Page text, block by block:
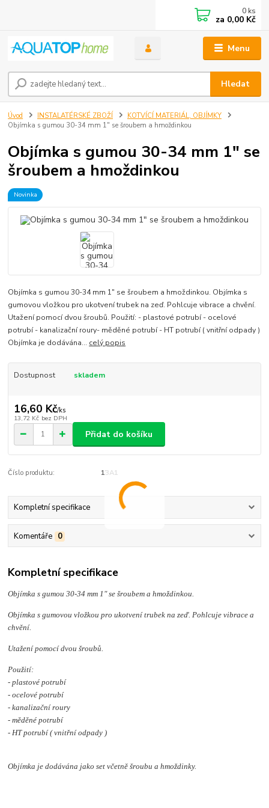
Menu
Hledat
0 ks
za 0,00 Kč
Úvod INSTALATÉRSKÉ ZBOŽÍ
KOTVÍCÍ MATERIÁL, OBJÍMKY
Objímka s gumou 30-34 mm 1" se šroubem a hmoždinkou
Objímka s gumou 30-34 mm 1" se
šroubem a hmoždinkou
Novinka
Objímka s gumou 30-34 mm 1" se šroubem a hmoždinkou. Objímka s
gumovou vložkou pro ukotvení trubek na zeď. Pohlcuje vibrace a chvění.
Utažení pomocí dvou šroubů. Použití: - plastové potrubí - ocelové
potrubí - kanalizační roury- měděné potrubí - HT potrubí ( vnitřní odpady )
Objímka je dodávána... celý popis
Dostupnost skladem
16,60 Kč/ks
13,72 Kč bez DPH
Přidat do košíku
Číslo produktu: 13A1
Kompletní specifikace
Komentáře 0
Kompletní specifikace
Objímka s gumou 30-34 mm 1" se šroubem a hmoždinkou.
Objímka s gumovou vložkou pro ukotvení trubek na zeď. Pohlcuje vibrace a
chvění.
Utažení pomocí dvou šroubů.
Použití:
- plastové potrubí
- ocelové potrubí
- kanalizační roury
- měděné potrubí
- HT potrubí ( vnitřní odpady )
Objímka je dodávána jako set včetně šroubu a hmoždinky.